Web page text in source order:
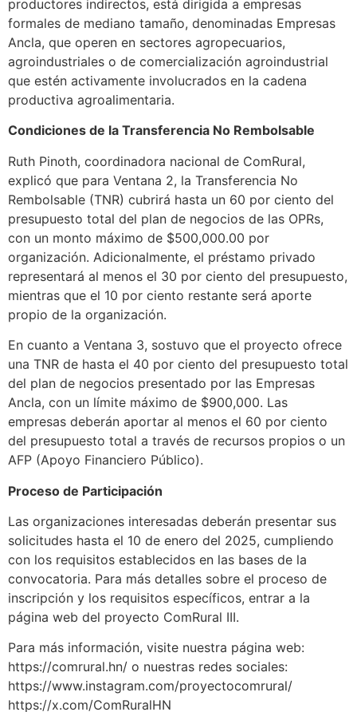
productores indirectos, está dirigida a empresas
formales de mediano tamaño, denominadas Empresas
Ancla, que operen en sectores agropecuarios,
agroindustriales o de comercialización agroindustrial
que estén activamente involucrados en la cadena
productiva agroalimentaria.
Condiciones de la Transferencia No Rembolsable
Ruth Pinoth, coordinadora nacional de ComRural,
explicó que para Ventana 2, la Transferencia No
Rembolsable (TNR) cubrirá hasta un 60 por ciento del
presupuesto total del plan de negocios de las OPRs,
con un monto máximo de $500,000.00 por
organización. Adicionalmente, el préstamo privado
representará al menos el 30 por ciento del presupuesto,
mientras que el 10 por ciento restante será aporte
propio de la organización.
En cuanto a Ventana 3, sostuvo que el proyecto ofrece
una TNR de hasta el 40 por ciento del presupuesto total
del plan de negocios presentado por las Empresas
Ancla, con un límite máximo de $900,000. Las
empresas deberán aportar al menos el 60 por ciento
del presupuesto total a través de recursos propios o un
AFP (Apoyo Financiero Público).
Proceso de Participación
Las organizaciones interesadas deberán presentar sus
solicitudes hasta el 10 de enero del 2025, cumpliendo
con los requisitos establecidos en las bases de la
convocatoria. Para más detalles sobre el proceso de
inscripción y los requisitos específicos, entrar a la
página web del proyecto ComRural III.
Para más información, visite nuestra página web:
https://comrural.hn/ o nuestras redes sociales:
https://www.instagram.com/proyectocomrural/
https://x.com/ComRuralHN